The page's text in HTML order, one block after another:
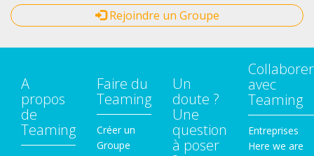
Rejoindre un Groupe
A
propos
de
Teaming
Faire du
Teaming
Créer un
Groupe
Un
doute ?
Une
question
à poser
Collaborer
avec
Teaming
Entreprises
Here we are